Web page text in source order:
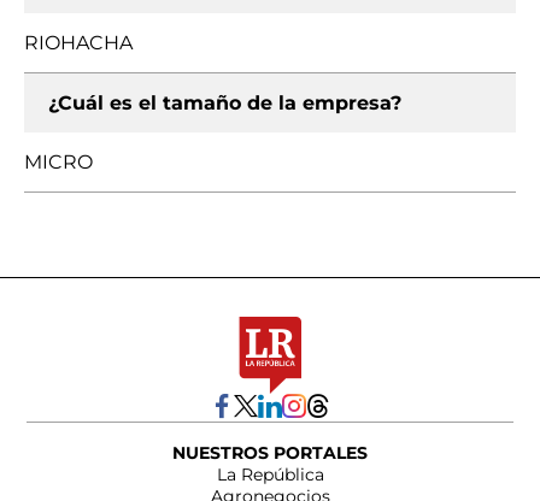
RIOHACHA
¿Cuál es el tamaño de la empresa?
MICRO
NUESTROS PORTALES
La República
Agronegocios